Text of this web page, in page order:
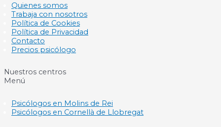
Quienes somos
Trabaja con nosotros
Política de Cookies
Política de Privacidad
Contacto
Precios psicólogo
Nuestros centros
Menú
Psicólogos en Molins de Rei
Psicólogos en Cornellà de Llobregat